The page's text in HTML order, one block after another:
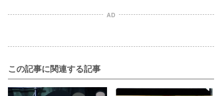
AD
この記事に関連する記事